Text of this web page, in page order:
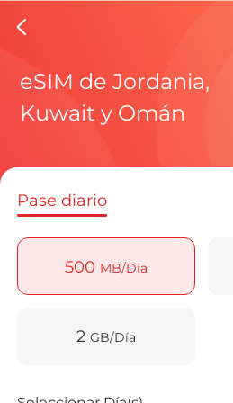
eSIM de Jordania,
Kuwait y Omán
Pase diario
500 MB/Día
2GB/Día